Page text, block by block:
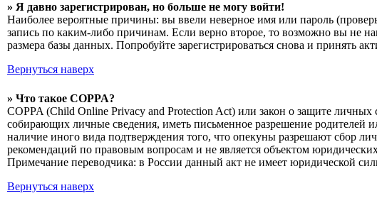
» Я давно зарегистрирован, но больше не могу войти!
Наиболее вероятные причины: вы ввели неверное имя или пароль
запись по каким-либо причинам. Если верно второе, то возможно вы не
размера базы данных. Попробуйте зарегистрироваться снова и принять
Вернуться наверх
» Что такое COPPA?
COPPA (Child Online Privacy and Protection Act) или закон о защите
собирающих личные сведения, иметь письменное разрешение родителей
наличие иного вида подтверждения того, что опекуны разрешают сбор
рекомендаций по правовым вопросам и не является объектом
Примечание переводчика: в России данный акт не имеет юридической
Вернуться наверх